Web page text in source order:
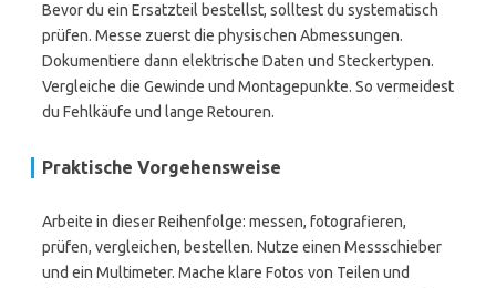
Bevor du ein Ersatzteil bestellst, solltest du systematisch
prüfen. Messe zuerst die physischen Abmessungen.
Dokumentiere dann elektrische Daten und Steckertypen.
Vergleiche die Gewinde und Montagepunkte. So vermeidest
du Fehlkäufe und lange Retouren.
Praktische Vorgehensweise
Arbeite in dieser Reihenfolge: messen, fotografieren,
prüfen, vergleichen, bestellen. Nutze einen Messschieber
und ein Multimeter. Mache klare Fotos von Teilen und